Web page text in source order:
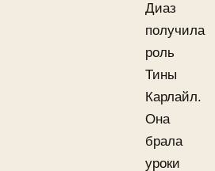
Диаз
получила
роль
Тины
Карлайл.
Она
брала
уроки